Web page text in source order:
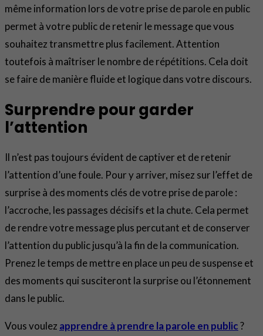
même information lors de votre prise de parole en public
permet à votre public de retenir le message que vous
souhaitez transmettre plus facilement. Attention
toutefois à maîtriser le nombre de répétitions. Cela doit
se faire de manière fluide et logique dans votre discours.
Surprendre pour garder
l’attention
Il n’est pas toujours évident de captiver et de retenir
l’attention d’une foule. Pour y arriver, misez sur l’effet de
surprise à des moments clés de votre prise de parole :
l’accroche, les passages décisifs et la chute. Cela permet
de rendre votre message plus percutant et de conserver
l’attention du public jusqu’à la fin de la communication.
Prenez le temps de mettre en place un peu de suspense et
des moments qui susciteront la surprise ou l’étonnement
dans le public.
Vous voulez apprendre à prendre la parole en public?